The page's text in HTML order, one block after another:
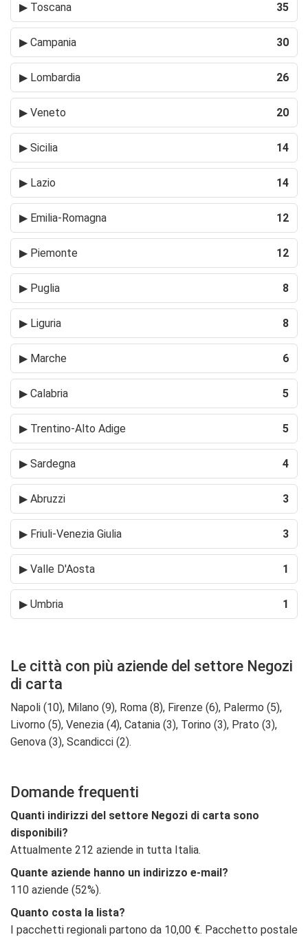
▶ Toscana 35
▶ Campania 30
▶ Lombardia 26
▶ Veneto 20
▶ Sicilia 14
▶ Lazio 14
▶ Emilia-Romagna 12
▶ Piemonte 12
▶ Puglia 8
▶ Liguria 8
▶ Marche 6
▶ Calabria 5
▶ Trentino-Alto Adige 5
▶ Sardegna 4
▶ Abruzzi 3
▶ Friuli-Venezia Giulia 3
▶ Valle D'Aosta 1
▶ Umbria 1
Le città con più aziende del settore Negozi
di carta
Napoli (10), Milano (9), Roma (8), Firenze (6), Palermo (5),
Livorno (5), Venezia (4), Catania (3), Torino (3), Prato (3),
Genova (3), Scandicci (2).
Domande frequenti
Quanti indirizzi del settore Negozi di carta sono
disponibili?
Attualmente 212 aziende in tutta Italia.
Quante aziende hanno un indirizzo e-mail?
110 aziende (52%).
Quanto costa la lista?
I pacchetti regionali partono da 10,00 €. Pacchetto postale